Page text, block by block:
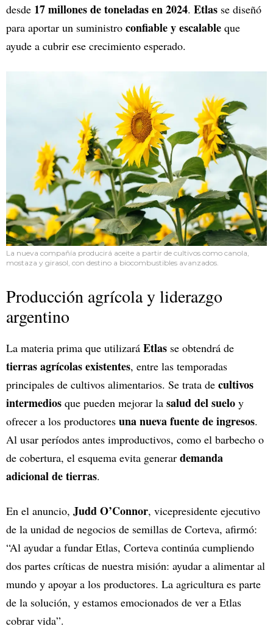
desde 17 millones de toneladas en 2024. Etlas se diseñó
para aportar un suministro confiable y escalable que
ayude a cubrir ese crecimiento esperado.
La nueva compañía producirá aceite a partir de cultivos como canola,
mostaza y girasol, con destino a biocombustibles avanzados.
Producción agrícola y liderazgo
argentino
La materia prima que utilizará Etlas se obtendrá de
tierras agrícolas existentes, entre las temporadas
principales de cultivos alimentarios. Se trata de cultivos
intermedios que pueden mejorar la salud del suelo y
ofrecer a los productores una nueva fuente de ingresos.
Al usar períodos antes improductivos, como el barbecho o
de cobertura, el esquema evita generar demanda
adicional de tierras.
En el anuncio, Judd O’Connor, vicepresidente ejecutivo
de la unidad de negocios de semillas de Corteva, afirmó:
“Al ayudar a fundar Etlas, Corteva continúa cumpliendo
dos partes críticas de nuestra misión: ayudar a alimentar al
mundo y apoyar a los productores. La agricultura es parte
de la solución, y estamos emocionados de ver a Etlas
cobrar vida”.